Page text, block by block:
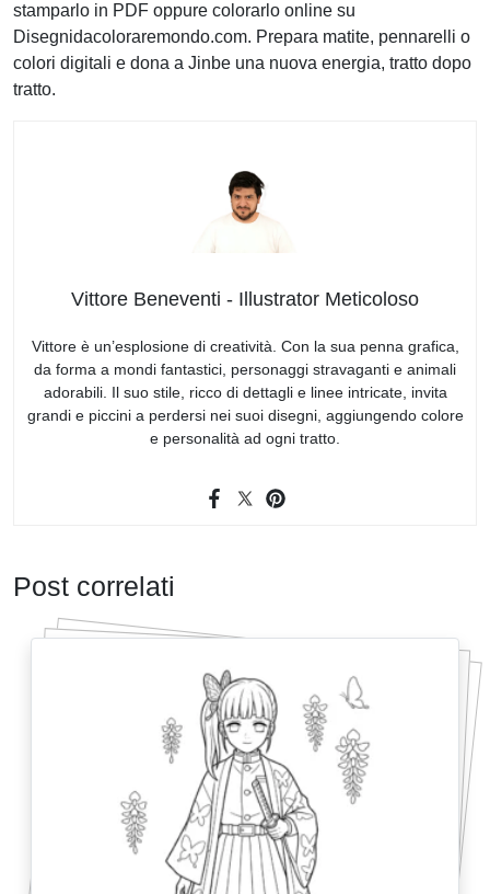
stamparlo in PDF oppure colorarlo online su
Disegnidacoloraremondo.com. Prepara matite, pennarelli o
colori digitali e dona a Jinbe una nuova energia, tratto dopo
tratto.
Vittore Beneventi - Illustrator Meticoloso
Vittore è un’esplosione di creatività. Con la sua penna grafica,
da forma a mondi fantastici, personaggi stravaganti e animali
adorabili. Il suo stile, ricco di dettagli e linee intricate, invita
grandi e piccini a perdersi nei suoi disegni, aggiungendo colore
e personalità ad ogni tratto.
Post correlati